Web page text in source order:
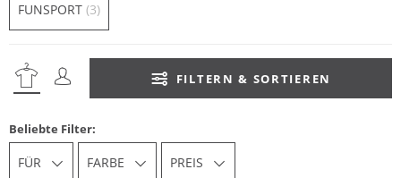
FUNSPORT (3)
FILTERN & SORTIEREN
Beliebte Filter:
FÜR FARBE PREIS